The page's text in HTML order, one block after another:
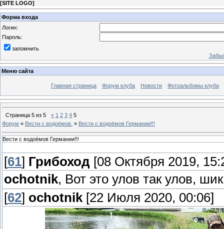
[SITE LOGO]
Форма входа
Логин:
Пароль:
запомнить
Меню сайта
Главная страница Форум клуба Новости Фотоальбомы клуба
Страница 5 из 5 « 1 2 3 4 5
Форум » Вести с водоёмов. » Вести с водоёмов Германии!!!
Вести с водоёмов Германии!!!
[61] Грибоход [08 Октября 2019,
ochotnik, Вот это улов так улов,
[62] ochotnik [22 Июля 2020, 00:06]